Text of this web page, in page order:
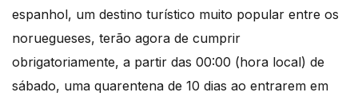
espanhol, um destino turístico muito popular entre os
noruegueses, terão agora de cumprir
obrigatoriamente, a partir das 00:00 (hora local) de
sábado, uma quarentena de 10 dias ao entrarem em